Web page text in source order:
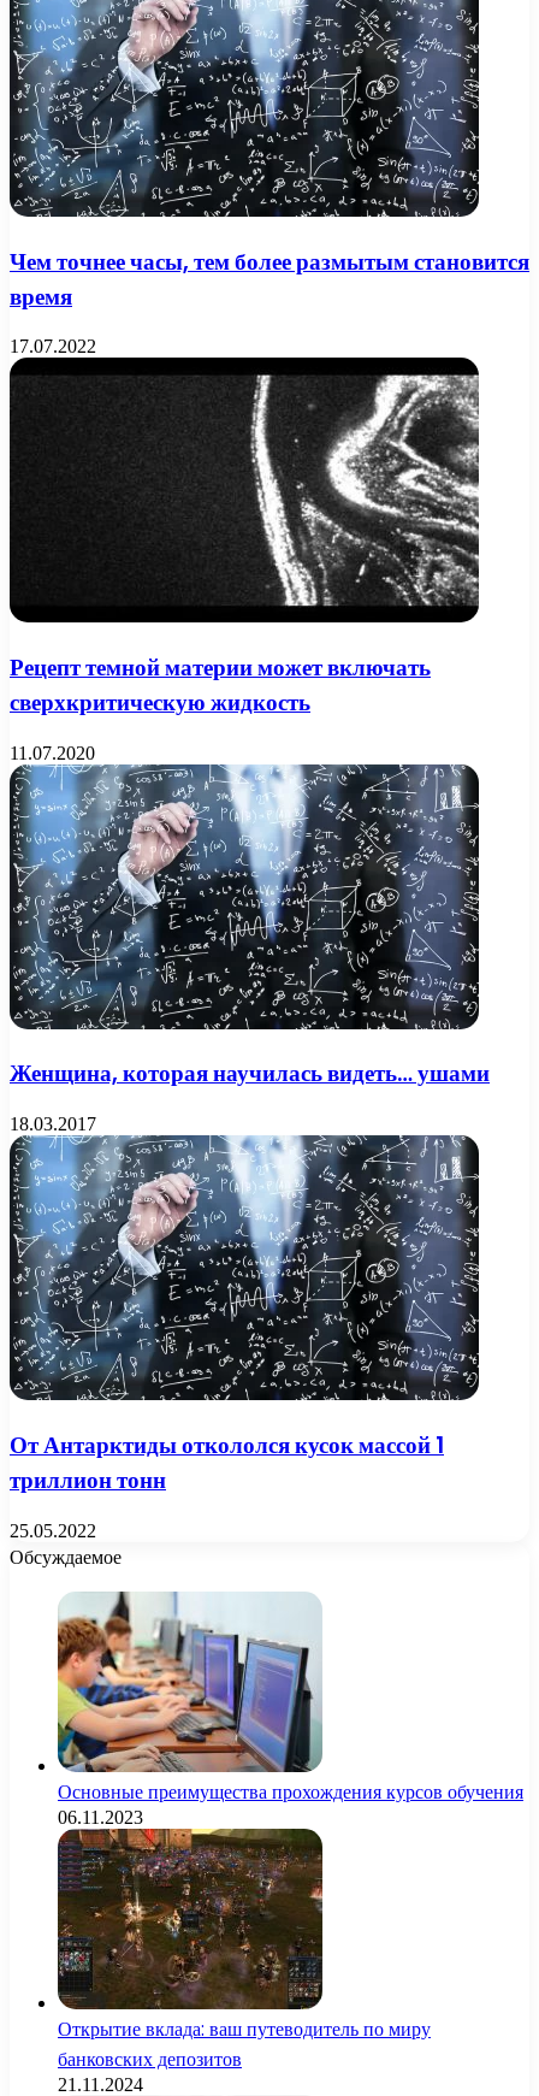
Чем точнее часы, тем более размытым становится
время
17.07.2022
Рецепт темной материи может включать
сверхкритическую жидкость
11.07.2020
Женщина, которая научилась видеть… ушами
18.03.2017
От Антарктиды откололся кусок массой 1
триллион тонн
25.05.2022
Обсуждаемое
Основные преимущества прохождения курсов обучения
06.11.2023
Открытие вклада: ваш путеводитель по миру
банковских депозитов
21.11.2024